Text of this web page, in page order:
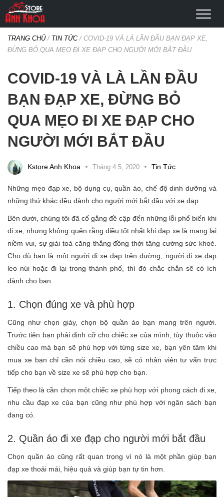
TRANG CHỦ/ TIN TỨC/ COVID-19 VÀ LÀ LẦN ĐẦU BẠN ĐẠP XE,
ĐỪNG BỎ QUA MẸO ĐI XE ĐẠP CHO NGƯỜI MỚI BẮT ĐẦU
COVID-19 VÀ LÀ LẦN ĐẦU
BẠN ĐẠP XE, ĐỪNG BỎ
QUA MẸO ĐI XE ĐẠP CHO
NGƯỜI MỚI BẮT ĐẦU
Kstore Anh Khoa Tháng 4 5, 2020 Categories
Tin Tức
Những mẹo đạp xe, bộ dụng cụ, quần áo, chế độ dinh dưỡng và
những thứ khác đều dành cho người mới bắt đầu với xe đạp.
Bên dưới, chúng tôi đã cố gắng đề cập đến những lỗi phổ biến khi
đi xe, nhưng không quên rằng điều tốt nhất khi đạp xe là mang lại
niềm vui, sự giải toả căng thẳng đồng thời tăng cường sức khoẻ.
Cho dù bạn là một người đi xe đạp trên đường, người đi xe đạp
leo núi hoặc đi lại trong thành phố, thì đó chắc chắn sẽ có ích
dành cho bạn.
1. Chọn đúng xe và phù hợp
Cũng như chọn giày, chọn bộ quần áo bạn mang trên người.
Trước tiên bạn phải định cỡ cho chiếc xe của mình, tùy thuộc vào
chiều cao mà bạn sẽ phù hợp với từng size xe, bạn yên tâm khi
mua xe bạn chỉ cần nói chiều cao, sẽ có nhân viên tư vấn trực
tiếp cho bạn về size xe sẽ phù hợp cho bạn.
Tiếp theo là cần chọn một chiếc xe phù hợp với phong cách đi xe,
nhu cầu đạp xe của bạn cũng như phù hợp với ngân sách bạn
đang có.
2. Quần áo đi xe đạp cho người mới bắt đầu
Chọn quần áo cũng rất quan trọng vì nó là một phần giúp bạn
đạp xe thoải mái, hiệu quả và giúp bạn tự tin hơn.